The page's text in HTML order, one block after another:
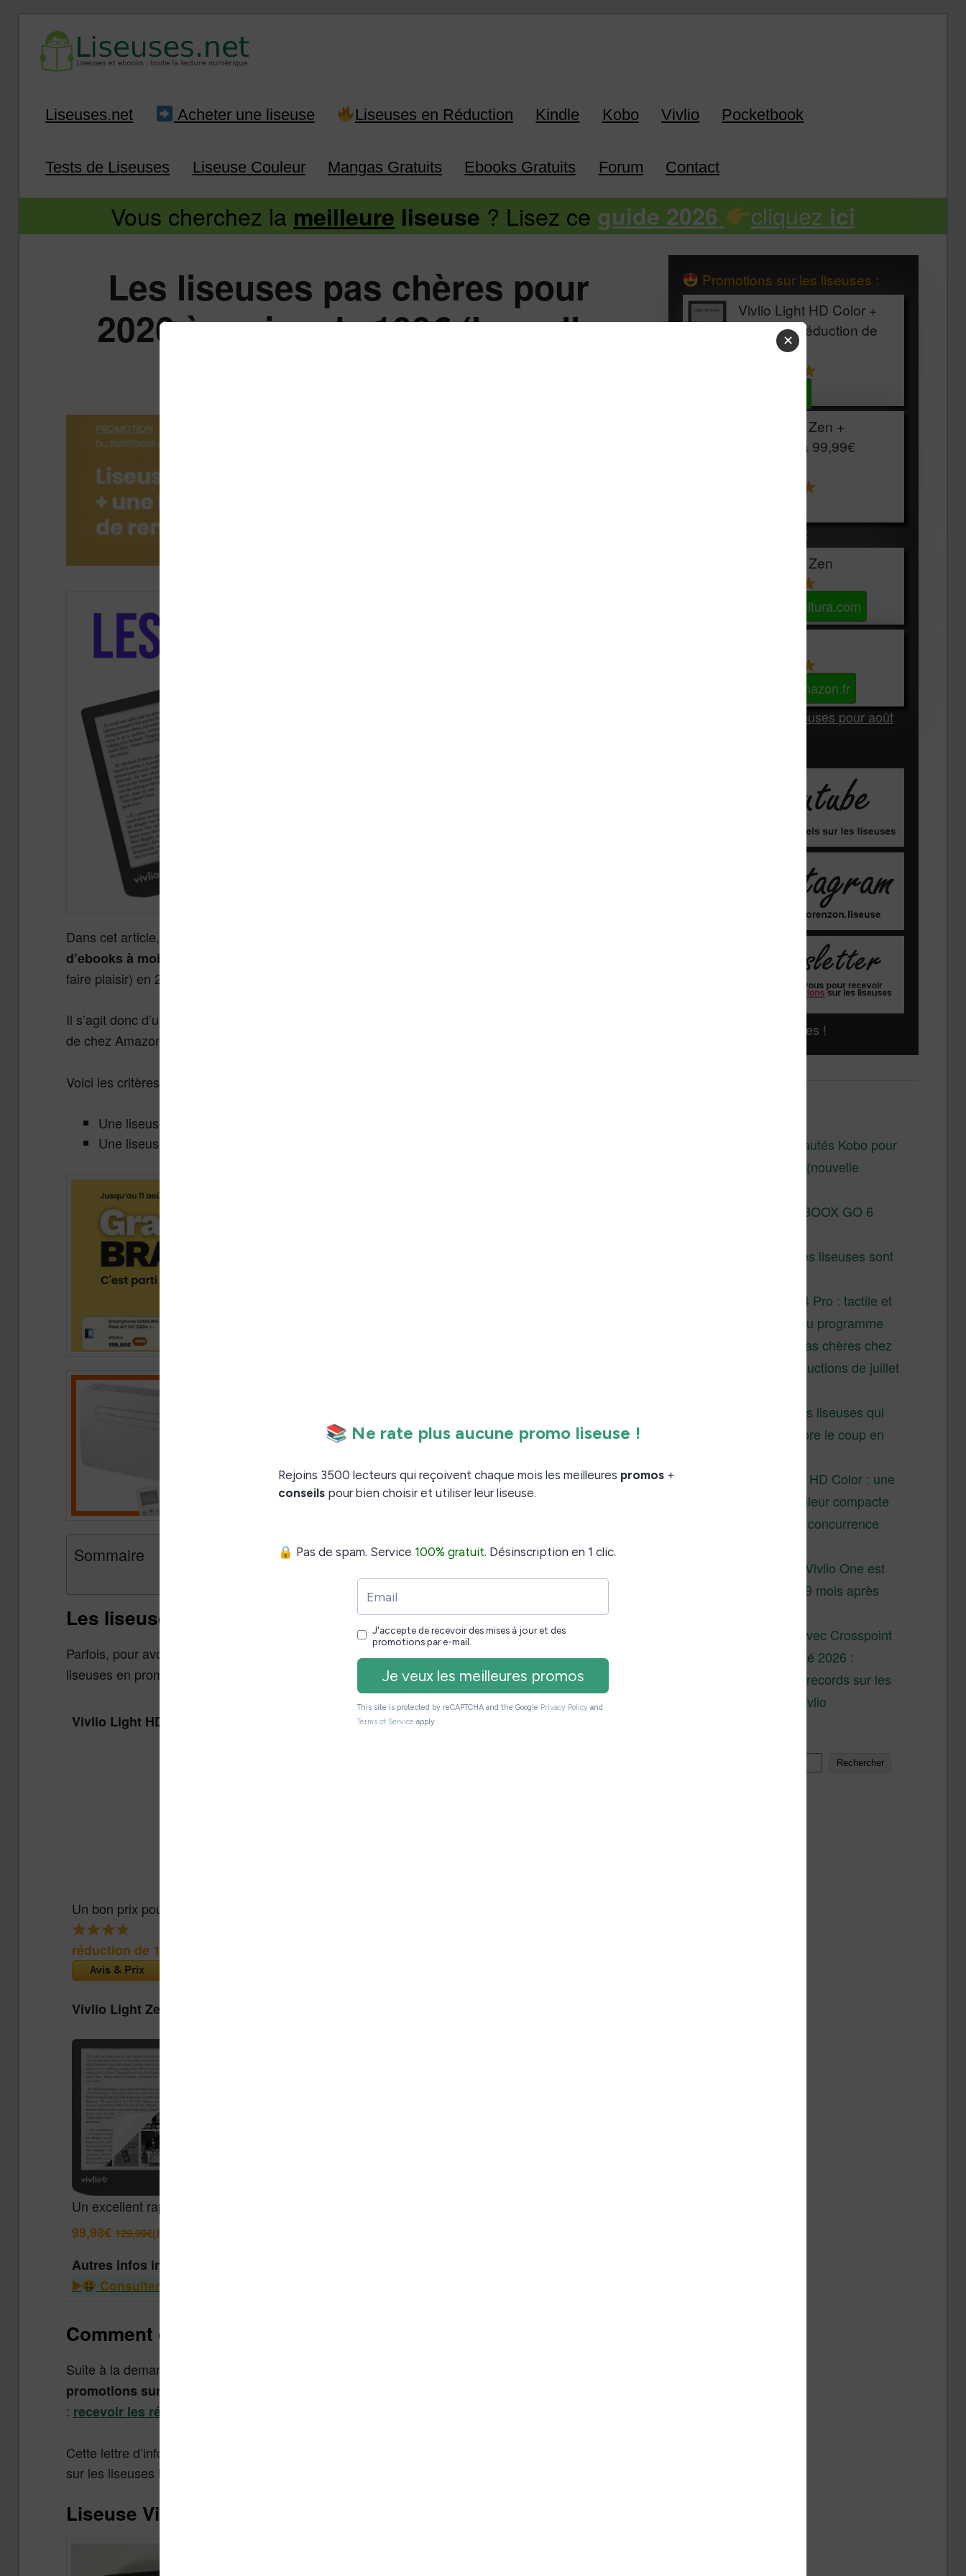
Infos sur les liseuses Kindle, Kobo, Vivlio, Pocketbook
Liseuses.net Acheter une liseuse Liseuses en Réduction Kindle Kobo Vivlio Pocketbook
Tests de Liseuses Liseuse Couleur Mangas Gratuits Ebooks Gratuits Forum Contact
Vous cherchez la meilleure liseuse ? Lisez ce guide 2026 cliquez ici
Les liseuses pas chères pour
2026 à moins de 100€ (laquelle
Dans cet article,
d’ebooks à moins de 100€ et parfois à moins de 90€
faire plaisir) en 2026 !
Il s’agit donc d’une sélection de liseuses pas chères extraites du catalogue des marques
de chez Amazon (
Voici les critères qui ont été retenus pour cet article :
Une liseuse disponible neuve à moins de 100€ en 2026
Une liseuse qui, lorsqu’elle est en réduction, tombe sous la barre symbolique des 90€
Sommaire
Les liseuses en réduction en ce moment
Parfois, pour avoir une liseuse pas chère, il suffit d’attendre une réduction
liseuses en promotion actuellement et elle est régulièrement mise à jour :
Vivlio Light HD Color + Housse
Un bon prix pour une liseuse couleur abordable.
réduction de 15€
Vivlio Light Zen + Housse
Un excellent rapport qualité / prix pour cette liseuse de 6 pouces très accessible.
99,98€ 129,99€(Boulanger)
Autres infos intéressantes
Consulter le guide des liseuses à moins de 100€
Comment être averti lorsque des liseuses sont en réduction ?
Suite à la demande de nombreuses personnes, vous avez la possibilité
promotions sur les liseuses de toutes marques par email en vous inscrivant à la newsletter
: recevoir les réductions gratuitement par email (cliquez ici pour vous inscrire)
Cette lettre d’information est 100% gratuite, n’hésitez pas car il y a des réductions régulièrement
sur les liseuses Kindle, Kobo ou Vivlio.
Liseuse Vivlio One : la moins chère en 2026
Promotions sur les liseuses :
Vivlio Light HD Color +
HOUSSE réduction de
Vivlio Light Zen +
HOUSSE à 99,99€
Les accessibles :
Vivlio Light Zen
Voir sur Cultura.com
Voir sur Amazon.fr
Les Meilleures liseuses pour août
Liseuses pas chères !
Les nouveautés Kobo pour
la fin 2026 (nouvelle
Test de la BOOX GO 6
Pourquoi les liseuses sont
XTEINK X4 Pro : tactile et
éclairage au programme
Liseuses pas chères chez
Vivlio – réductions de juillet
3 anciennes liseuses qui
valent encore le coup en
Vivlio Light HD Color : une
liseuse couleur compacte
à prix défiant toute concurrence
La liseuse Vivlio One est
un succès 9 mois après
XTEINK X4 : test avec Crosspoint
Soldes d’été 2026 :
réductions records sur les
liseuses Kobo et Vivlio
Rechercher
✕